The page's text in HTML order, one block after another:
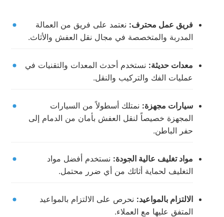
فريق عمل محترف: نعتمد على فريق من العمالة
المدربة والمتخصصة في مجال نقل العفش والأثاث.
معدات حديثة: نستخدم أحدث المعدات والتقنيات في
عمليات الفك والتركيب والنقل.
سيارات مجهزة: نمتلك أسطولاً من السيارات
المجهزة خصيصاً لنقل العفش بأمان من الدمام إلى
حفر الباطن.
مواد تغليف عالية الجودة: نستخدم أفضل مواد
التغليف لحماية أثاثك من أي ضرر محتمل.
الالتزام بالمواعيد: نحرص على الالتزام بالمواعيد
المتفق عليها مع العملاء.